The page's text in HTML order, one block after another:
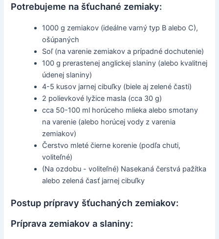
Potrebujeme na šťuchané zemiaky:
1000 g zemiakov (ideálne varný typ B alebo C),
ošúpaných
Soľ (na varenie zemiakov a prípadné dochutenie)
100 g prerastenej anglickej slaniny (alebo kvalitnej
údenej slaniny)
4-5 kusov jarnej cibuľky (biele aj zelené časti)
2 polievkové lyžice masla (cca 30 g)
cca 50-100 ml horúceho mlieka alebo smotany
na varenie (alebo horúcej vody z varenia
zemiakov)
Čerstvo mleté čierne korenie (podľa chuti,
voliteľné)
(Na ozdobu - voliteľné) Nasekaná čerstvá pažítka
alebo zelená časť jarnej cibuľky
Postup prípravy šťuchaných zemiakov:
Príprava zemiakov a slaniny: